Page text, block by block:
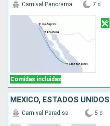
Comidas incluidas
Carnival Panorama 7 d
MÉXICO, ESTADOS UNIDOS
Carnival Paradise 5 d